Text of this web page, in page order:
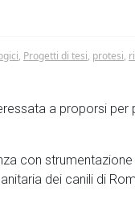
, Progetti di tesi, protesi,
a proporsi per
con
dei canili di